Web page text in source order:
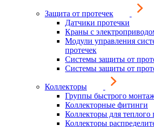
Защита от протечек
Датчики протечки
Краны с
Модули управления
протечек
Системы защиты от
Системы защиты от
Коллекторы
Группы быстрого
Коллекторные фитинги
Коллекторы для теплого
Коллекторы